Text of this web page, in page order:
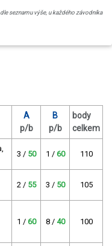
seznamu výše, u každého závodníka
A
p/b
B
p/b
body
celkem
3 / 50 1 / 60 110
2 / 55 3 / 50 105
1 / 60 8 / 40 100